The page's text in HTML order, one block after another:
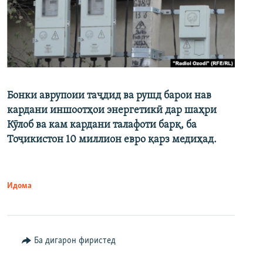
Бонки аврупоии таҷдид ва рушд барои нав
кардани иншоотҳои энергетикӣ дар шаҳри
Кӯлоб ва кам кардани талафоти барқ, ба
Тоҷикистон 10 миллион евро қарз медиҳад.
Идома
Ба дигарон фиристед